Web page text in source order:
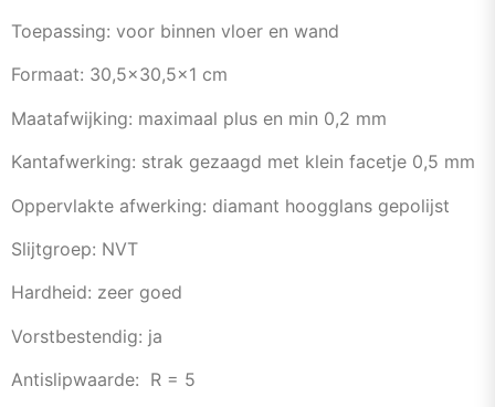
Toepassing: voor binnen vloer en wand
Formaat: 30,5×30,5×1 cm
Maatafwijking: maximaal plus en min 0,2 mm
Kantafwerking: strak gezaagd met klein facetje 0,5 mm
Oppervlakte afwerking: diamant hoogglans gepolijst
Slijtgroep: NVT
Hardheid: zeer goed
Vorstbestendig: ja
Antislipwaarde: R = 5